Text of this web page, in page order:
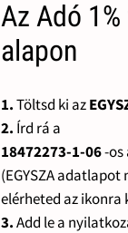
Az Adó
alapon
1.Töltsd ki az
2. Írd rá a
18472273-1-06-os
(EGYSZA
elérheted az
3.Add le a